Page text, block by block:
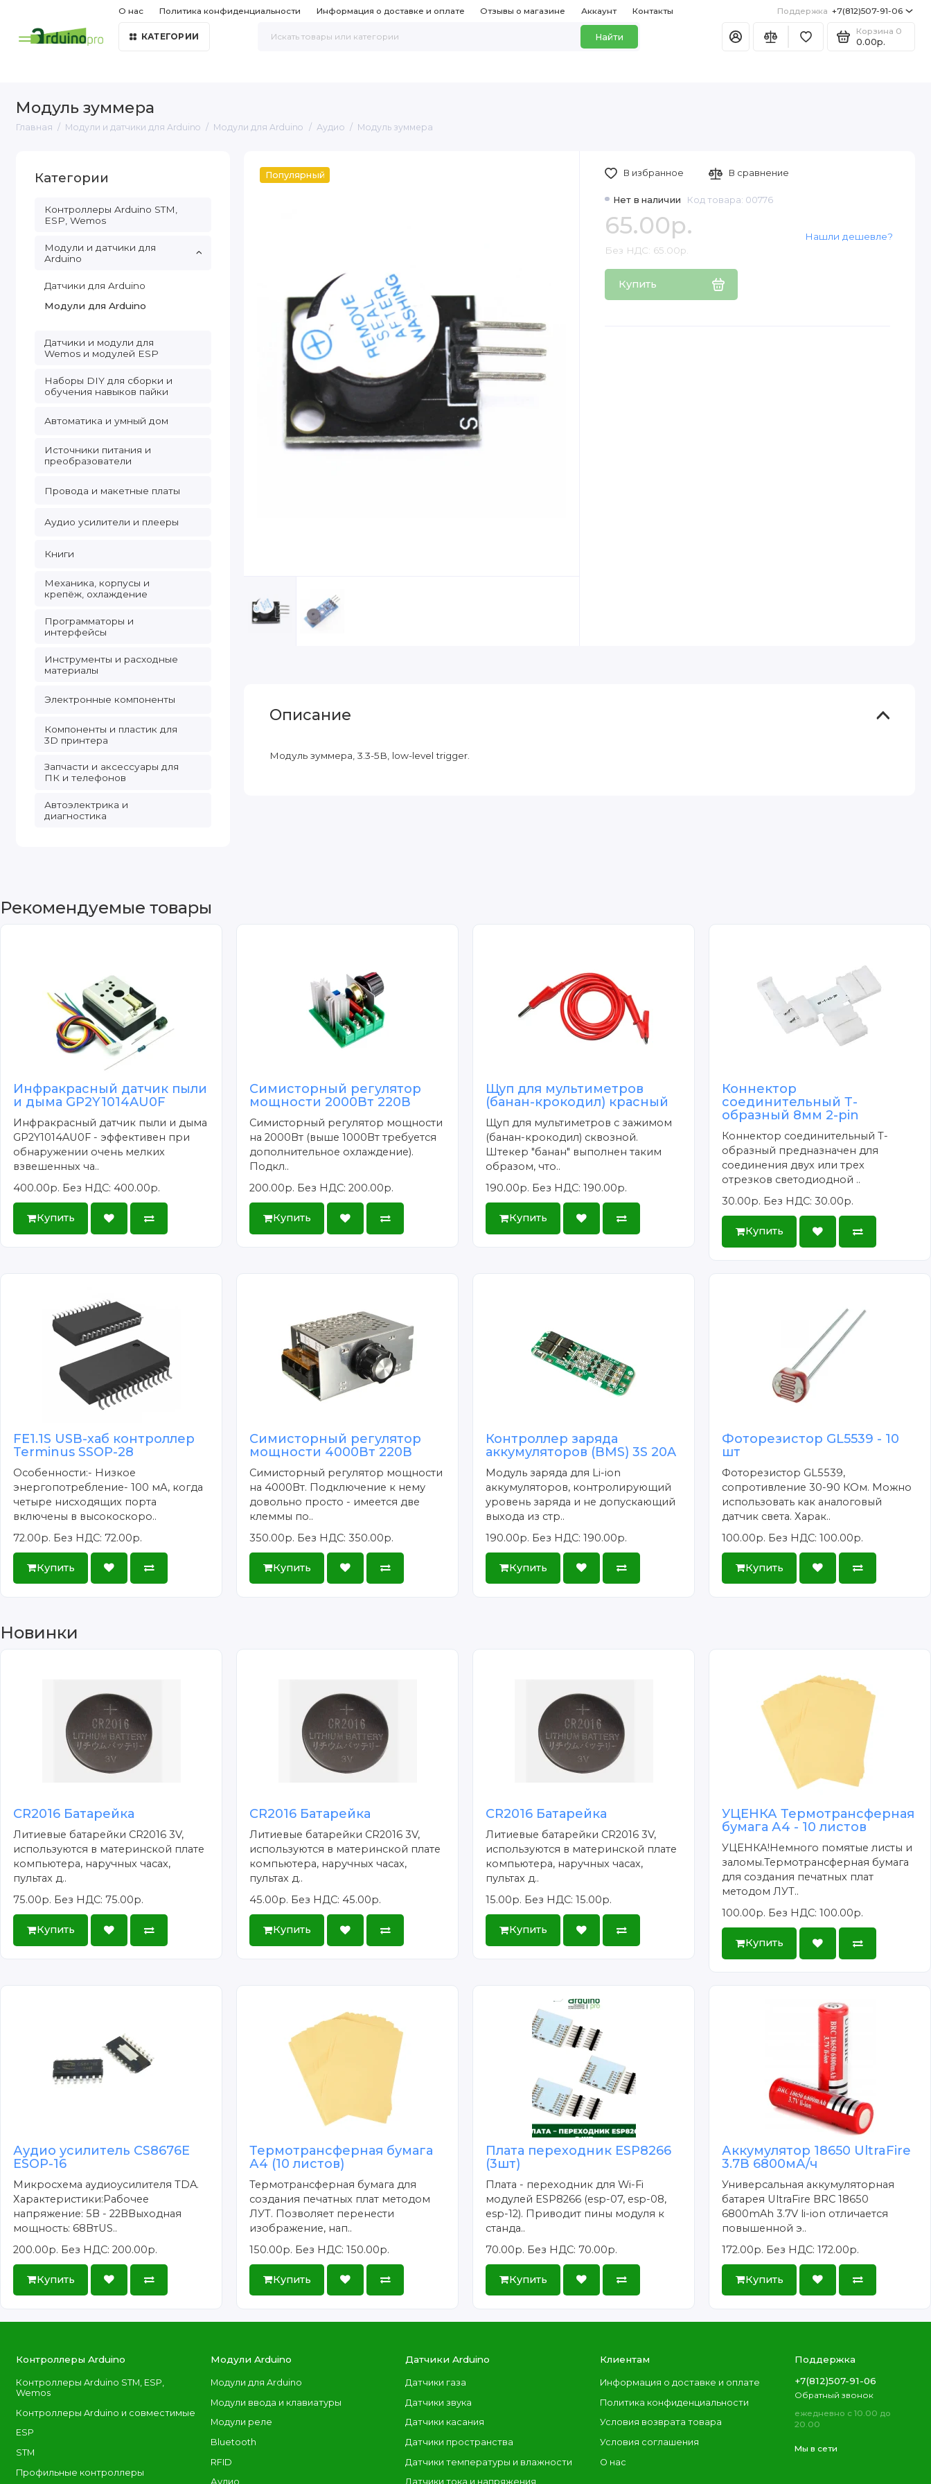
О нас Политика конфиденциальности Информация о доставке и оплате Отзывы о магазине Аккаунт Контакты Поддержка +7(812)507-91-06
КАТЕГОРИИ Найти
Корзина 0
0.00р.
Модуль зуммера
Главная Модули и датчики для Arduino Модули для Arduino Аудио Модуль зуммера
Категории
Контроллеры Arduino STM,
ESP, Wemos
Модули и датчики для
Arduino
Датчики для Arduino
Модули для Arduino
Датчики и модули для
Wemos и модулей ESP
Наборы DIY для сборки и
обучения навыков пайки
Автоматика и умный дом
Источники питания и
преобразователи
Провода и макетные платы
Аудио усилители и плееры
Книги
Механика, корпусы и
крепёж, охлаждение
Программаторы и
интерфейсы
Инструменты и расходные
материалы
Электронные компоненты
Компоненты и пластик для
3D принтера
Запчасти и аксессуары для
ПК и телефонов
Автоэлектрика и
диагностика
Популярный
Нет в наличии Код товара: 00776
65.00р.
Без НДС: 65.00р.
Купить
Нашли дешевле?
В избранное В сравнение
Описание
Модуль зуммера, 3.3-5В, low-level trigger.
Рекомендуемые товары
Инфракрасный датчик пыли
и дыма GP2Y1014AU0F
Инфракрасный датчик пыли и дыма
GP2Y1014AU0F - эффективен при
обнаружении очень мелких
взвешенных ча..
400.00р. Без НДС: 400.00р.
Купить
Симисторный регулятор
мощности 2000Вт 220В
Симисторный регулятор мощности
на 2000Вт (выше 1000Вт требуется
дополнительное охлаждение).
Подкл..
200.00р. Без НДС: 200.00р.
Купить
Щуп для мультиметров
(банан-крокодил) красный
Щуп для мультиметров с зажимом
(банан-крокодил) сквозной.
Штекер "банан" выполнен таким
образом, что..
190.00р. Без НДС: 190.00р.
Купить
Коннектор
соединительный Т-
образный 8мм 2-pin
Коннектор соединительный Т-
образный предназначен для
соединения двух или трех
отрезков светодиодной ..
30.00р. Без НДС: 30.00р.
Купить
FE1.1S USB-хаб контроллер
Terminus SSOP-28
Особенности:- Низкое
энергопотребление- 100 мА, когда
четыре нисходящих порта
включены в высокоскоро..
72.00р. Без НДС: 72.00р.
Купить
Симисторный регулятор
мощности 4000Вт 220В
Симисторный регулятор мощности
на 4000Вт. Подключение к нему
довольно просто - имеется две
клеммы по..
350.00р. Без НДС: 350.00р.
Купить
Контроллер заряда
аккумуляторов (BMS) 3S 20A
Модуль заряда для Li-ion
аккумуляторов, контролирующий
уровень заряда и не допускающий
выхода из стр..
190.00р. Без НДС: 190.00р.
Купить
Фоторезистор GL5539 - 10
шт
Фоторезистор GL5539,
сопротивление 30-90 КОм. Можно
использовать как аналоговый
датчик света. Харак..
100.00р. Без НДС: 100.00р.
Купить
Новинки
CR2016 Батарейка
Литиевые батарейки CR2016 3V,
используются в материнской плате
компьютера, наручных часах,
пультах д..
75.00р. Без НДС: 75.00р.
Купить
CR2016 Батарейка
Литиевые батарейки CR2016 3V,
используются в материнской плате
компьютера, наручных часах,
пультах д..
45.00р. Без НДС: 45.00р.
Купить
CR2016 Батарейка
Литиевые батарейки CR2016 3V,
используются в материнской плате
компьютера, наручных часах,
пультах д..
15.00р. Без НДС: 15.00р.
Купить
УЦЕНКА Термотрансферная
бумага А4 - 10 листов
УЦЕНКА!Немного помятые листы и
заломы.Термотрансферная бумага
для создания печатных плат
методом ЛУТ..
100.00р. Без НДС: 100.00р.
Купить
Аудио усилитель CS8676E
ESOP-16
Микросхема аудиоусилителя TDA.
Характеристики:Рабочее
напряжение: 5В - 22ВВыходная
мощность: 68ВтUS..
200.00р. Без НДС: 200.00р.
Купить
Термотрансферная бумага
А4 (10 листов)
Термотрансферная бумага для
создания печатных плат методом
ЛУТ. Позволяет перенести
изображение, нап..
150.00р. Без НДС: 150.00р.
Купить
Плата переходник ESP8266
(3шт)
Плата - переходник для Wi-Fi
модулей ESP8266 (esp-07, esp-08,
esp-12). Приводит пины модуля к
станда..
70.00р. Без НДС: 70.00р.
Купить
Аккумулятор 18650 UltraFire
3.7В 6800мА/ч
Универсальная аккумуляторная
батарея UltraFire BRC 18650
6800mAh 3.7V li-ion отличается
повышенной э..
172.00р. Без НДС: 172.00р.
Купить
Контроллеры Arduino
Контроллеры Arduino STM, ESP,
Wemos
Контроллеры Arduino и совместимые
ESP
STM
Профильные контроллеры
Модули Arduino
Модули для Arduino
Модули ввода и клавиатуры
Модули реле
Bluetooth
RFID
Аудио
Датчики Arduino
Датчики газа
Датчики звука
Датчики касания
Датчики пространства
Датчики температуры и влажности
Датчики тока и напряжения
Клиентам
Информация о доставке и оплате
Политика конфиденциальности
Условия возврата товара
Условия соглашения
О нас
Поддержка
+7(812)507-91-06
Обратный звонок
ежедневно с 10.00 до
20.00
Мы в сети